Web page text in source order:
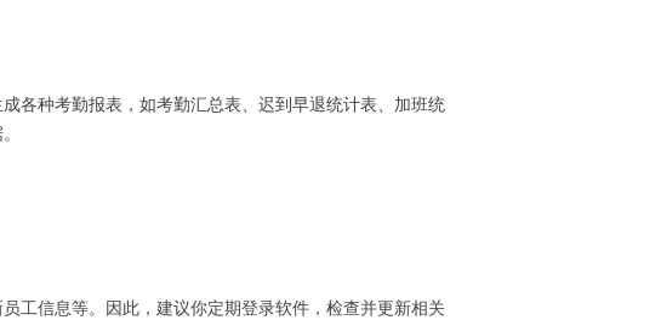
各种考勤报表，如考勤汇总表、迟到早退统计表、加班统
。
工信息等。因此，建议你定期登录软件，检查并更新相关